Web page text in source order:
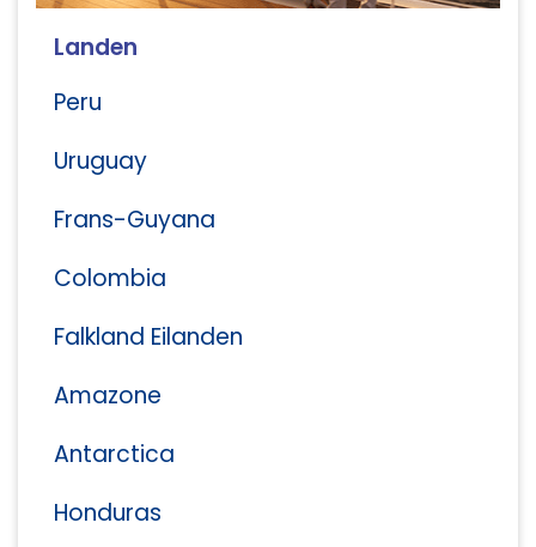
Landen
Peru
Uruguay
Frans-Guyana
Colombia
Falkland Eilanden
Amazone
Antarctica
Honduras